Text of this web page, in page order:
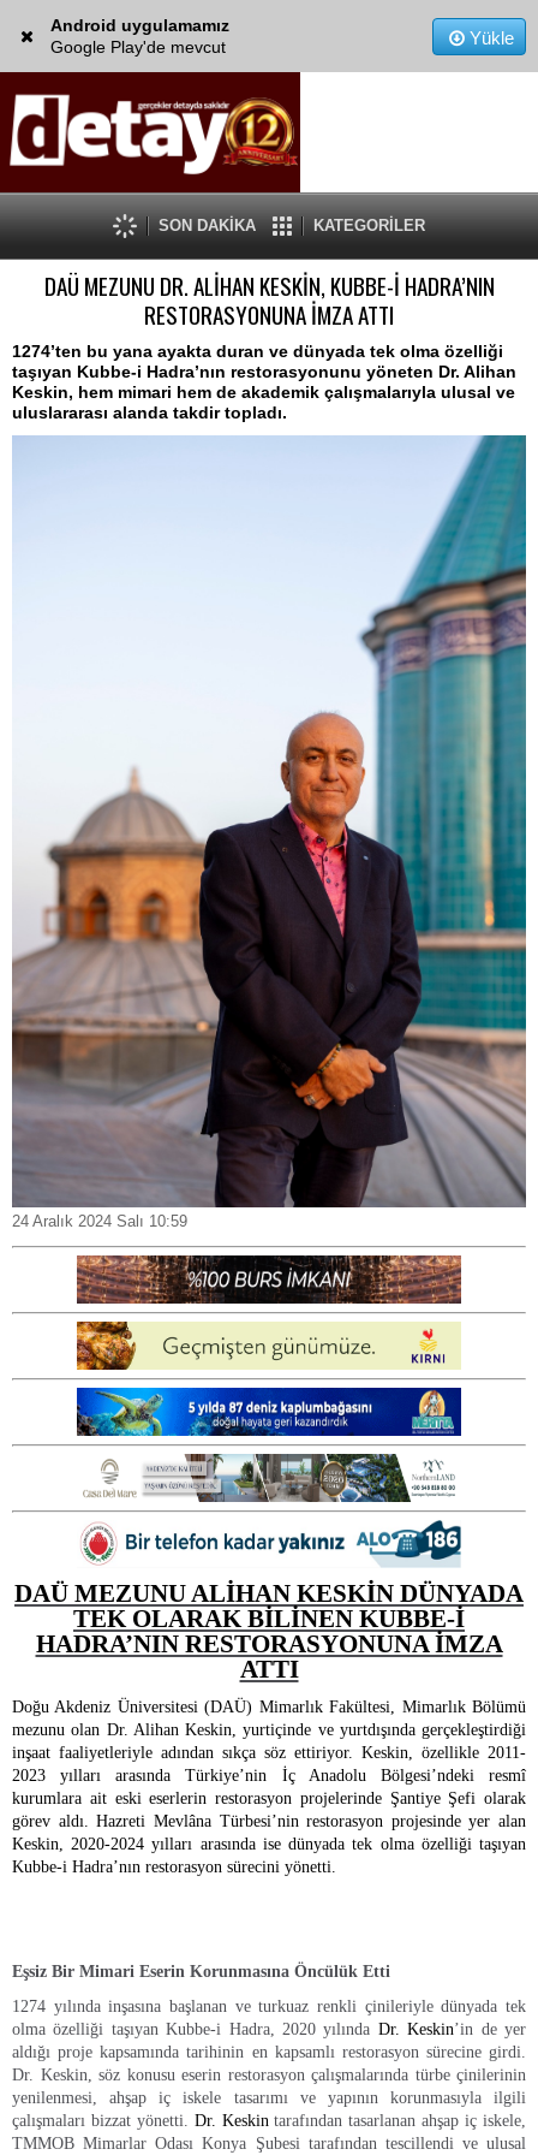
Android uygulamamız
Google Play'de mevcut
Yükle
SON DAKİKA KATEGORİLER
DAÜ MEZUNU DR. ALİHAN KESKİN, KUBBE-İ HADRA’NIN
RESTORASYONUNA İMZA ATTI
1274’ten bu yana ayakta duran ve dünyada tek olma özelliği
taşıyan Kubbe-i Hadra’nın restorasyonunu yöneten Dr. Alihan
Keskin, hem mimari hem de akademik çalışmalarıyla ulusal ve
uluslararası alanda takdir topladı.
24 Aralık 2024 Salı 10:59
DAÜ MEZUNU ALİHAN KESKİN DÜNYADA
TEK OLARAK BİLİNEN KUBBE-İ
HADRA’NIN RESTORASYONUNA İMZA
ATTI
Doğu Akdeniz Üniversitesi (DAÜ) Mimarlık Fakültesi, Mimarlık Bölümü
mezunu olan Dr. Alihan Keskin, yurtiçinde ve yurtdışında gerçekleştirdiği
inşaat faaliyetleriyle adından sıkça söz ettiriyor. Keskin, özellikle 2011-
2023 yılları arasında Türkiye’nin İç Anadolu Bölgesi’ndeki resmî
kurumlara ait eski eserlerin restorasyon projelerinde Şantiye Şefi olarak
görev aldı. Hazreti Mevlâna Türbesi’nin restorasyon projesinde yer alan
Keskin, 2020-2024 yılları arasında ise dünyada tek olma özelliği taşıyan
Kubbe-i Hadra’nın restorasyon sürecini yönetti.
Eşsiz Bir Mimari Eserin Korunmasına Öncülük Etti
1274 yılında inşasına başlanan ve turkuaz renkli çinileriyle dünyada tek
olma özelliği taşıyan Kubbe-i Hadra, 2020 yılında Dr. Keskin’in de yer
aldığı proje kapsamında tarihinin en kapsamlı restorasyon sürecine girdi.
Dr. Keskin, söz konusu eserin restorasyon çalışmalarında türbe çinilerinin
yenilenmesi, ahşap iç iskele tasarımı ve yapının korunmasıyla ilgili
çalışmaları bizzat yönetti. Dr. Keskin tarafından tasarlanan ahşap iç iskele,
TMMOB Mimarlar Odası Konya Şubesi tarafından tescillendi ve ulusal